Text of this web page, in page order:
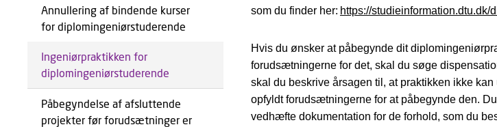
Annullering af bindende kurser
for diplomingeniørstuderende
Ingeniørpraktikken for
diplomingeniørstuderende
Påbegyndelse af afsluttende
projekter før forudsætninger er
som du finder her: https://studieinformation.dtu.dk/
Hvis du ønsker at påbegynde dit
forudsætningerne for det, skal du søge
skal du beskrive årsagen til, at praktikken ikke
opfyldt forudsætningerne for at påbegynde den.
vedhæfte dokumentation for de forhold, som du